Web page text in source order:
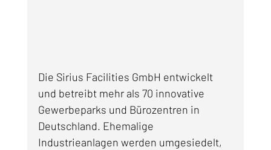
Die Sirius Facilities GmbH entwickelt
und betreibt mehr als 70 innovative
Gewerbeparks und Bürozentren in
Deutschland. Ehemalige
Industrieanlagen werden umgesiedelt,